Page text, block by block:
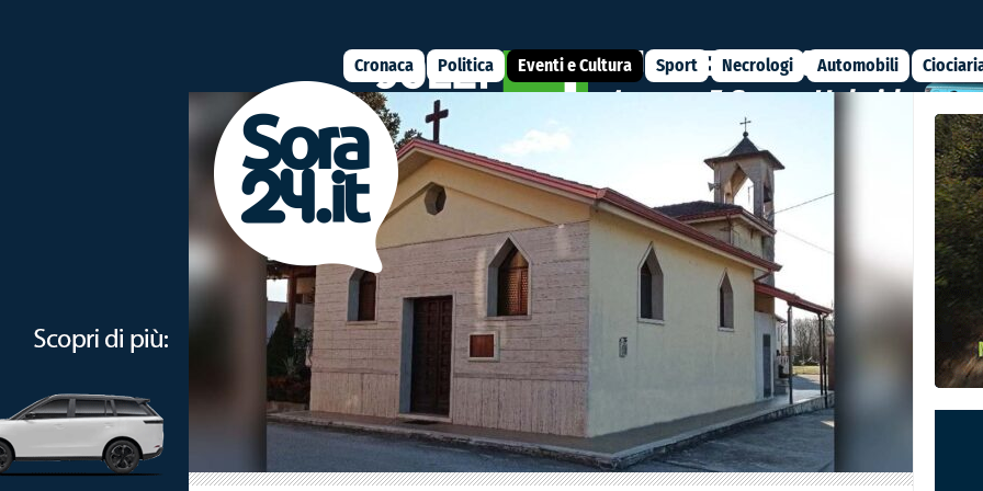
Cronaca Politica Eventi e Cultura Sport Necrologi Automobili